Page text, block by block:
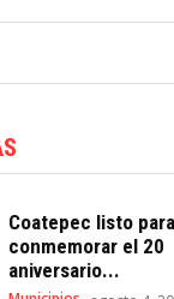
Coatepec listo para
conmemorar el 20
aniversario...